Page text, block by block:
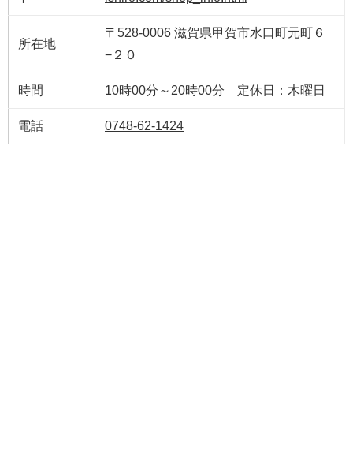
所在地
〒528-0006 滋賀県甲賀市水口町元町６
−２０
時間 10時00分～20時00分 定休日：木曜日
電話 0748-62-1424